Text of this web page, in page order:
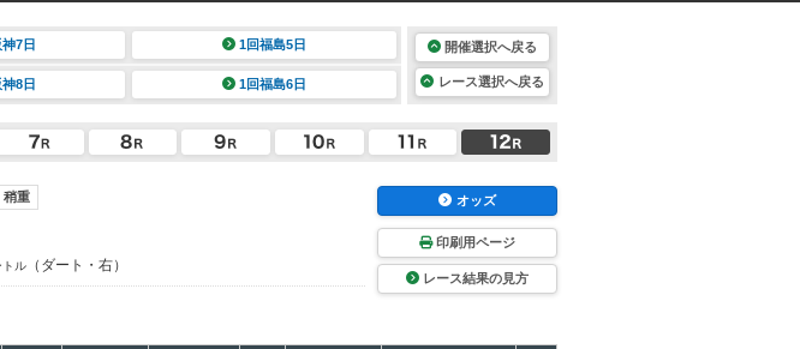
7日 1回福島5日
8日 1回福島6日
開催選択へ戻る
レース選択へ戻る
稍重
トル （ダート・右）
オッズ
印刷用ページ
レース結果の見方